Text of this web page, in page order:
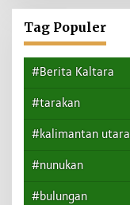
Tag Populer
#Berita Kaltara
#tarakan
#kalimantan utara
#nunukan
#bulungan